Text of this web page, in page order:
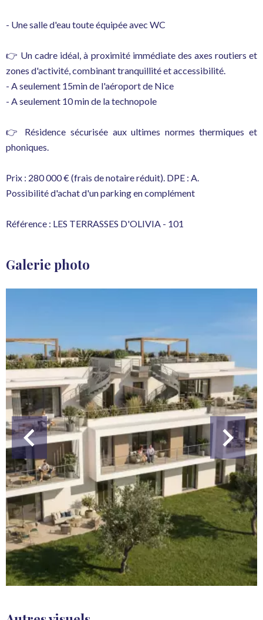
- Une salle d'eau toute équipée avec WC
👉 Un cadre idéal, à proximité immédiate des axes routiers et
zones d'activité, combinant tranquillité et accessibilité.
- A seulement 15min de l'aéroport de Nice
- A seulement 10 min de la technopole
👉 Résidence sécurisée aux ultimes normes thermiques et
phoniques.
Prix : 280 000 € (frais de notaire réduit). DPE : A.
Possibilité d'achat d'un parking en complément
Référence : LES TERRASSES D'OLIVIA - 101
Galerie photo